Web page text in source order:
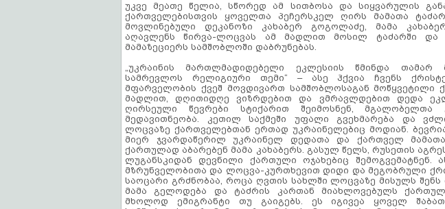
უკვე მეათე წელია, სწორედ ამ სითბოსა და სიყვარულის
ქართველებისთვის ყოველთა პეჩერსკელ ღირს მამათა
მოვლინებული დეკანოზი კახაბერ გოგოლაძე, მამა
აღავლენს წირვა-ლოცვას ამ მადლით მოსილ ტაძარში და
მამაზეციერს სამშობლოში დაბრუნებას.
„უკრაინის მართლმადიდებელი ეკლესიის წმინდა თამარ
სამრევლოს რელიგიური თემი“ – ასე ჰქვია ჩვენს
მფარველობის ქვეშ მოვდივართ სამშობლოსაგან მოწყვეტილი
მადლით, დღითიდღე ვიზრდებით და ვმრავლდებით დედა
ღირსეული წევრები სტიქარით შეიმოსნენ, მგალობელთა
მედავითნეობა. კეთილ საქმეში უფალი გვეხმარება და
ლოცვაზე ქართველებთან ერთად უკრაინელებიც მოდიან.
მიერ ჯვარდაწერილ უკრაინელ დედათა და ქართველ
ქართულად აბარებენ მამა კახაბერს. გასულ წელს, რუსეთის
ლუგანსკიდან დევნილი ქართული ოჯახებიც შემოგვემატნენ.
მზრუნველობითა და ლოცვა-კურთხევით დიდი და მეგობრული
საოცარი გრძნობაა, როცა ღვთის სახლში ლოცვაზე მისულს
მამა გელოდება და ტაძრის კართან მიახლოვებულს
მხოლოდ ემიგრანტი თუ გაიგებს. ეს იგივეა ყოველ